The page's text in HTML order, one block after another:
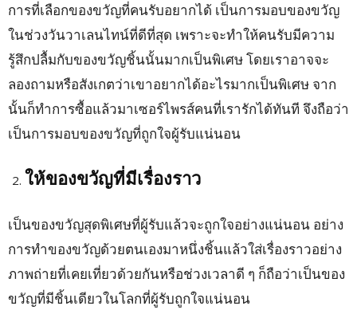
การที่เลือกของขวัญที่คนรับอยากได้ เป็นการมอบของขวัญ
ในช่วงวันวาเลนไทน์ที่ดีที่สุด เพราะจะทำให้คนรับมีความ
รู้สึกปลื้มกับของขวัญชิ้นนั้นมากเป็นพิเศษ โดยเราอาจจะ
ลองถามหรือสังเกตว่าเขาอยากได้อะไรมากเป็นพิเศษ จาก
นั้นก็ทำการซื้อแล้วมาเซอร์ไพรส์คนที่เรารักได้ทันที จึงถือว่า
เป็นการมอบของขวัญที่ถูกใจผู้รับแน่นอน
ให้ของขวัญที่มีเรื่องราว
เป็นของขวัญสุดพิเศษที่ผู้รับแล้วจะถูกใจอย่างแน่นอน อย่าง
การทำของขวัญด้วยตนเองมาหนึ่งชิ้นแล้วใส่เรื่องราวอย่าง
ภาพถ่ายที่เคยเที่ยวด้วยกันหรือช่วงเวลาดี ๆ ก็ถือว่าเป็นของ
ขวัญที่มีชิ้นเดียวในโลกที่ผู้รับถูกใจแน่นอน